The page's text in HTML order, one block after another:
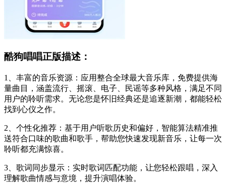
酷狗唱唱正版描述：
1、丰富的音乐资源：应用整合全球最大音乐库，免费提供海
量曲目，涵盖流行、摇滚、电子、民谣等多种风格，满足不同
用户的聆听需求。无论您是怀旧经典还是追逐新潮，都能轻松
找到心仪之作。
2、个性化推荐：基于用户听歌历史和偏好，智能算法精准推
送符合口味的歌曲和歌手，帮助您快速发现新音乐，让每一次
聆听都充满惊喜。
3、歌词同步显示：实时歌词匹配功能，让您轻松跟唱，深入
理解歌曲情感与意境，提升演唱体验。